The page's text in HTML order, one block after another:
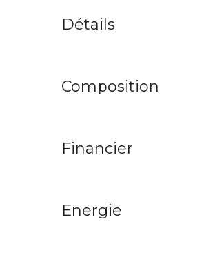
Détails
Composition
Financier
Energie